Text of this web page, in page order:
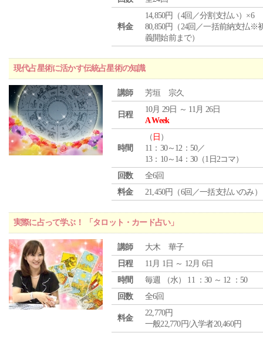
料金
14,850円（4回／分割支払い）×6
80,850円（24回／一括前納支払※
義開始前まで）
現代占星術に活かす伝統占星術の知識
講師 芳垣 宗久
日程
10月 29日 ～ 11月 26日
A Week
時間
（ 日 ）
11：30～12：50／
13：10～14：30（1日2コマ）
回数
全6回
料金
21,450円（6回／一括支払いのみ）
実際に占って学ぶ！ 「タロット・カード占い」
講師
大木 華子
日程
11月 1日 ～ 12月 6日
時間
毎週 （水） 11 ：30 ～ 12 ：50
回数
全6回
料金
22,770円
一般22,770円/入学者20,460円